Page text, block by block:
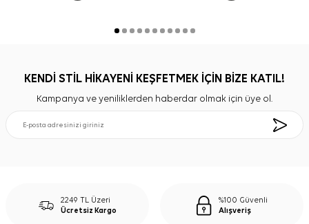
KENDİ STİL HİKAYENİ KEŞFETMEK İÇİN BİZE KATIL!
Kampanya ve yeniliklerden haberdar olmak için üye ol.
2249 TL Üzeri
Ücretsiz Kargo
%100 Güvenli
Alışveriş